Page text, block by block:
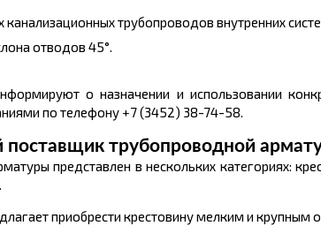
трубопроводов внутренних
отводов 45°.
о назначении и использовании
по телефону +7 (3452) 38-74-58.
трубопроводной
представлен в нескольких категориях:
приобрести крестовину мелким и крупным